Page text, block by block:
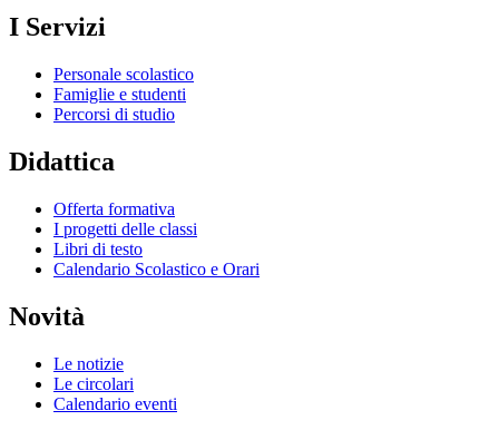
I Servizi
Personale scolastico
Famiglie e studenti
Percorsi di studio
Didattica
Offerta formativa
I progetti delle classi
Libri di testo
Calendario Scolastico e Orari
Novità
Le notizie
Le circolari
Calendario eventi